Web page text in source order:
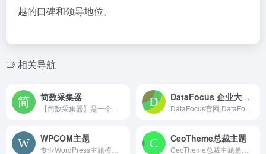
越的口碑和领导地位。
相关导航
简数采集器 DataFocus 企业大数据BI分析系统，让数据分析像搜索一样简单
WPCOM主题 CeoTheme总裁主题